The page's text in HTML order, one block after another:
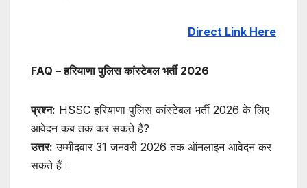
Direct Link Here
FAQ – हरियाणा पुलिस कांस्टेबल भर्ती 2026
प्रश्न: HSSC हरियाणा पुलिस कांस्टेबल भर्ती 2026 के लिए
आवेदन कब तक कर सकते हैं?
उत्तर: उम्मीदवार 31 जनवरी 2026 तक ऑनलाइन आवेदन कर
सकते हैं।